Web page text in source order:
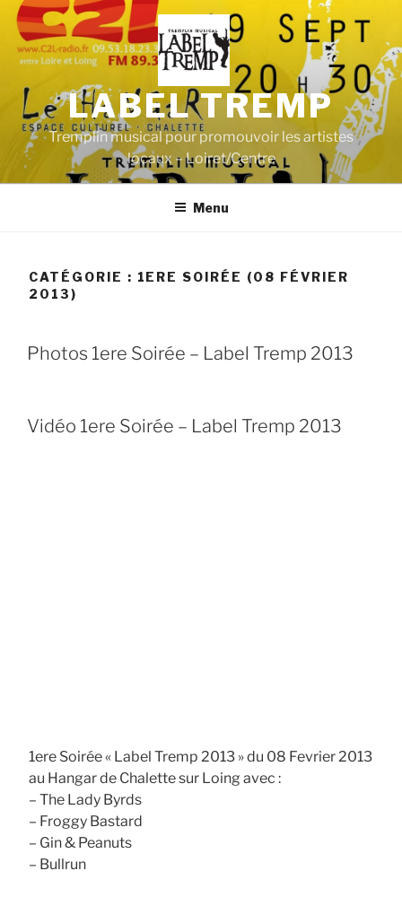
Aller
contenu
LABEL TREMP
Tremplin musical pour promouvoir les artistes
locaux – Loiret/Centre
Menu
CATÉGORIE : 1ERE SOIRÉE (08 FÉVRIER
2013)
Photos 1ere Soirée – Label Tremp 2013
Vidéo 1ere Soirée – Label Tremp 2013
1ere Soirée « Label Tremp 2013 » du 08 Fevrier 2013
au Hangar de Chalette sur Loing avec :
– The Lady Byrds
– Froggy Bastard
– Gin & Peanuts
– Bullrun